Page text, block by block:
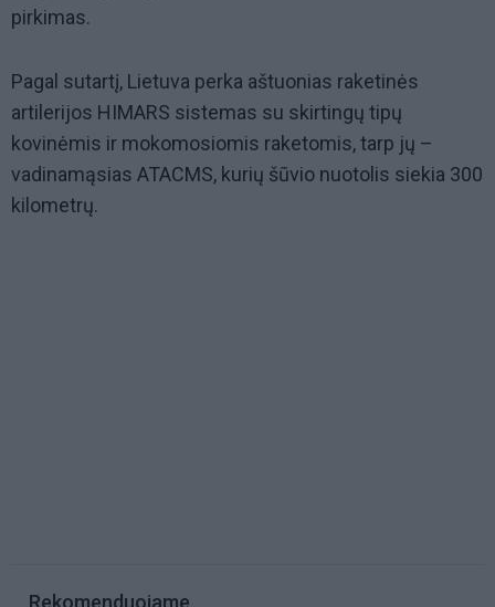
pirkimas.
Pagal sutartį, Lietuva perka aštuonias raketinės
artilerijos HIMARS sistemas su skirtingų tipų
kovinėmis ir mokomosiomis raketomis, tarp jų –
vadinamąsias ATACMS, kurių šūvio nuotolis siekia 300
kilometrų.